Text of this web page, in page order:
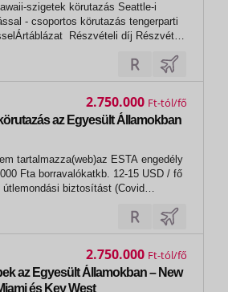
szigetek körutazás Seattle-i
- csoportos körutazás tengerparti
Részvételi díj Részvételi
3 169 900 2 6 339 800 Repülőtéri
az Egyesült Államokban
tartalmazza(web)az ESTA engedély
Fta borravalókatkb. 12-15 USD / fő
útlemondási biztosítást (Covid
felár935 000
programokBBP
Ft/fő/nap- Air & Cruise...
2.750.000 Ft
az Egyesült Államokban – New
és Key West
2.750.000 Ft